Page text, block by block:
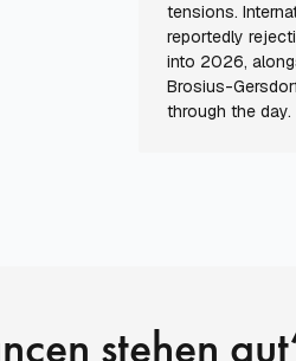
tensions.
reportedly
into 2026,
Brosius-
through the day.
stehen